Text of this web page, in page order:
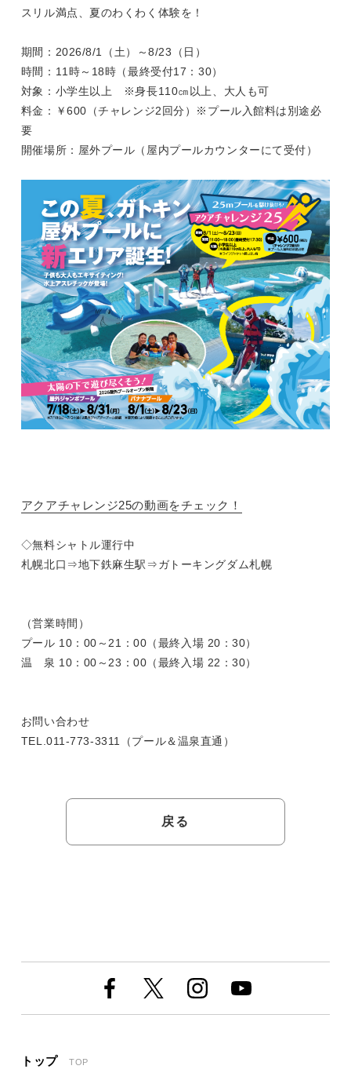
スリル満点、夏のわくわく体験を！
期間：2026/8/1（土）～8/23（日）
時間：11時～18時（最終受付17：30）
対象：小学生以上 ※身長110㎝以上、大人も可
料金：￥600（チャレンジ2回分）※プール入館料は別途必
要
開催場所：屋外プール（屋内プールカウンターにて受付）
アクアチャレンジ25の動画をチェック！
◇無料シャトル運行中
札幌北口⇒地下鉄麻生駅⇒ガトーキングダム札幌
（営業時間）
プール 10：00～21：00（最終入場 20：30）
温 泉 10：00～23：00（最終入場 22：30）
お問い合わせ
TEL.011-773-3311（プール＆温泉直通）
戻る
トップ TOP